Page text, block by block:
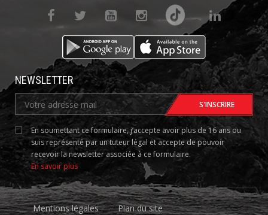
NEWSLETTER
En soumettant ce formulaire, j’accepte avoir plus de 16 ans ou
suis représenté par un tuteur légal et accepte de pouvoir
recevoir la newsletter associée à ce formulaire.
En savoir plus
Mentions légales Plan du site